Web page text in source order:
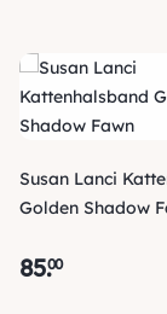
Susan Lanci
Golden Shadow
85.00